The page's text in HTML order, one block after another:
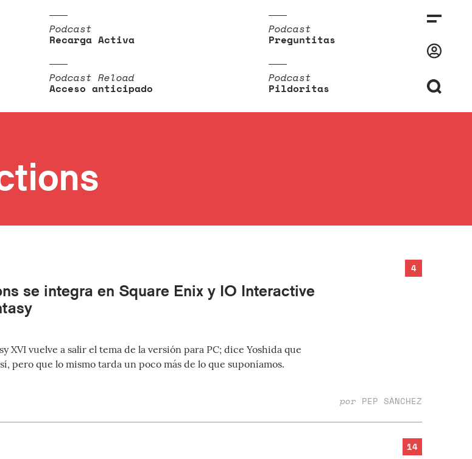
Podcast
Recarga Activa
Podcast
Preguntitas
Podcast Reload
Acceso anticipado
Podcast
Pildoritas
4
se integra en Square Enix y IO Interactive
XVI vuelve a salir el tema de la versión para PC; dice Yoshida que
pero que lo mismo tarda un poco más de lo que suponíamos.
por PEP SÀNCHEZ
14